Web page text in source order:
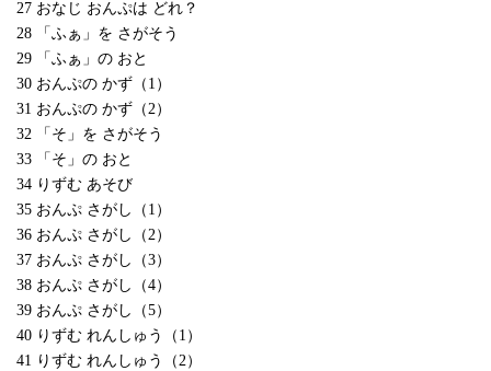
27 おなじ おんぷは どれ？
28 「ふぁ」を さがそう
29 「ふぁ」の おと
30 おんぷの かず（1）
31 おんぷの かず（2）
32 「そ」を さがそう
33 「そ」の おと
34 りずむ あそび
35 おんぷ さがし（1）
36 おんぷ さがし（2）
37 おんぷ さがし（3）
38 おんぷ さがし（4）
39 おんぷ さがし（5）
40 りずむ れんしゅう（1）
41 りずむ れんしゅう（2）